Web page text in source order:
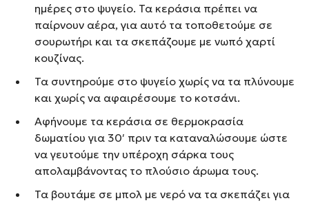
ημέρες στο ψυγείο. Τα κεράσια πρέπει να
παίρνουν αέρα, για αυτό τα τοποθετούμε σε
σουρωτήρι και τα σκεπάζουμε με νωπό χαρτί
κουζίνας.
Τα συντηρούμε στο ψυγείο χωρίς να τα πλύνουμε
και χωρίς να αφαιρέσουμε το κοτσάνι.
Αφήνουμε τα κεράσια σε θερμοκρασία
δωματίου για 30′ πριν τα καταναλώσουμε ώστε
να γευτούμε την υπέροχη σάρκα τους
απολαμβάνοντας το πλούσιο άρωμα τους.
Τα βουτάμε σε μπολ με νερό να τα σκεπάζει για